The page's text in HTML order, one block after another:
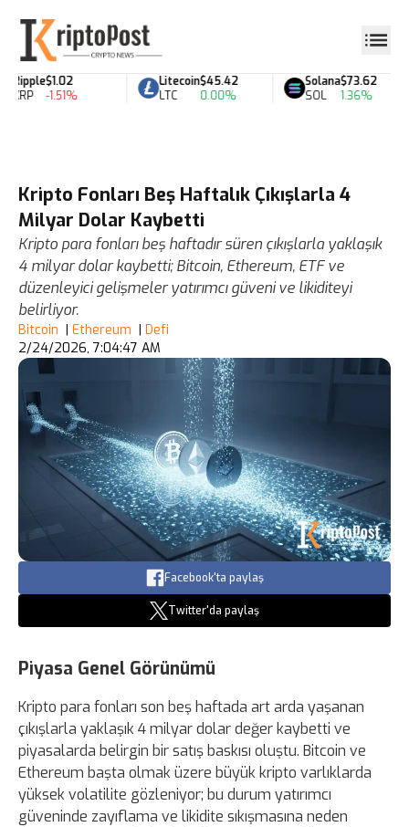
Ripple
XRP
$1.02
-1.51%
Litecoin
LTC
$45.42
0.00%
Solana
SOL
$73.62
1.36%
Kripto Fonları Beş Haftalık Çıkışlarla 4
Milyar Dolar Kaybetti
Kripto para fonları beş haftadır süren çıkışlarla yaklaşık
4 milyar dolar kaybetti; Bitcoin, Ethereum, ETF ve
düzenleyici gelişmeler yatırımcı güveni ve likiditeyi
belirliyor.
Bitcoin | Ethereum | Defi
2/24/2026, 7:04:47 AM
Facebook'ta paylaş
Twitter'da paylaş
Piyasa Genel Görünümü
Kripto para fonları son beş haftada art arda yaşanan
çıkışlarla yaklaşık 4 milyar dolar değer kaybetti ve
piyasalarda belirgin bir satış baskısı oluştu. Bitcoin ve
Ethereum başta olmak üzere büyük kripto varlıklarda
yüksek volatilite gözleniyor; bu durum yatırımcı
güveninde zayıflama ve likidite sıkışmasına neden